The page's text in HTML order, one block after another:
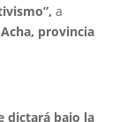
a
provincia
dictará bajo la